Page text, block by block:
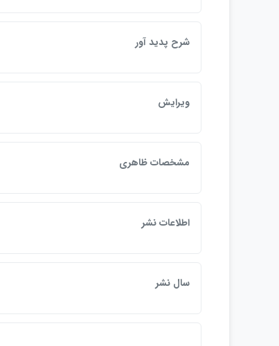
شرح پديد آور
ويرايش
مشخصات ظاهري
اطلاعات نشر
سال نشر